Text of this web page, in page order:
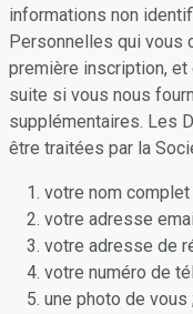
informations non
Personnelles qui vous
première inscription,
suite si vous nous
supplémentaires. Les
être traitées par la
votre nom complet
votre adresse
votre adresse de
votre numéro de
une photo de vous ;